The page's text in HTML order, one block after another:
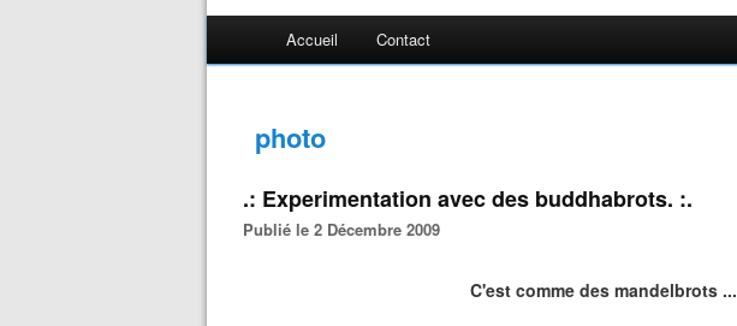
Accueil Contact
photo
.: Experimentation avec des buddhabrots. :.
Publié le 2 Décembre 2009
C'est comme des mandelbrots ...